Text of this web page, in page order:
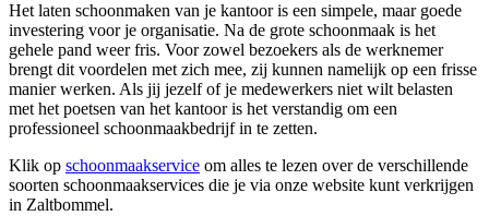
Het laten schoonmaken van je kantoor is een simpele, maar goede
investering voor je organisatie. Na de grote schoonmaak is het
gehele pand weer fris. Voor zowel bezoekers als de werknemer
brengt dit voordelen met zich mee, zij kunnen namelijk op een frisse
manier werken. Als jij jezelf of je medewerkers niet wilt belasten
met het poetsen van het kantoor is het verstandig om een
professioneel schoonmaakbedrijf in te zetten.
Klik op schoonmaakservice om alles te lezen over de verschillende
soorten schoonmaakservices die je via onze website kunt verkrijgen
in Zaltbommel.